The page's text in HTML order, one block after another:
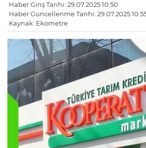
Haber Giriş Tarihi: 29.07.2025 10:50
Haber Güncellenme Tarihi: 29.07.2025
Kaynak: Ekometre